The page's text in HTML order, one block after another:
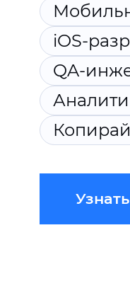
iOS-
QA-